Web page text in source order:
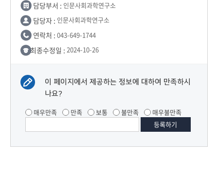
담당부서 : 인문사회과학연구소
담당자 : 인문사회과학연구소
연락처 : 043-649-1744
최종수정일 : 2024-10-26
이 페이지에서 제공하는 정보에 대하여 만족하시
나요?
매우만족 만족 보통 불만족 매우불만족